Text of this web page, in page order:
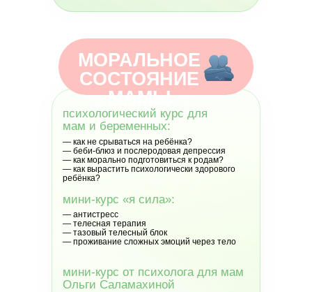
МОРАЛЬНОЕ
СОСТОЯНИЕ
МАМЫ
психологический курс для
мам и беременных:
— как не срываться на ребёнка?
— беби-блюз и послеродовая депрессия
— как морально подготовиться к родам?
— как вырастить психологически здорового
ребёнка?
мини-курс «я сила»:
— антистресс
— телесная терапия
— тазовый телесный блок
— проживание сложных эмоций через тело
мини-курс от психолога для мам
Ольги Саламахиной